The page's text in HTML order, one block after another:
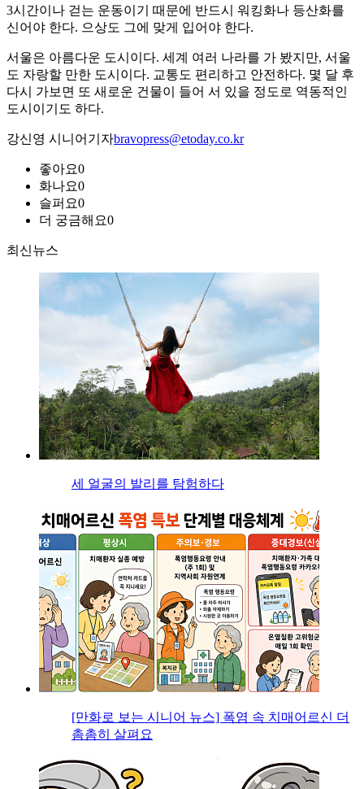
3시간이나 걷는 운동이기 때문에 반드시 워킹화나 등산화를
신어야 한다. 으상도 그에 맞게 입어야 한다.
서울은 아름다운 도시이다. 세계 여러 나라를 가 봤지만, 서울
도 자랑할 만한 도시이다. 교통도 편리하고 안전하다. 몇 달 후
다시 가보면 또 새로운 건물이 들어 서 있을 정도로 역동적인
도시이기도 하다.
강신영 시니어기자bravopress@etoday.co.kr
좋아요0
화나요0
슬퍼요0
더 궁금해요0
최신뉴스
세 얼굴의 발리를 탐험하다
[만화로 보는 시니어 뉴스] 폭염 속 치매어르신 더
촘촘히 살펴요